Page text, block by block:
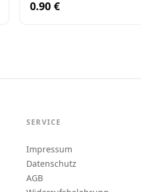
0.90 €
SERVICE
Impressum
Datenschutz
AGB